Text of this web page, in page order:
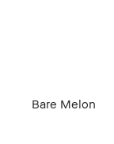
Bare Melon